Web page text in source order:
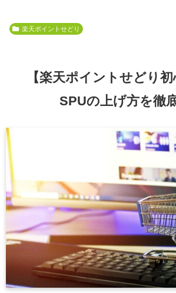
楽天ポイントせどり
【楽天ポイントせどり初
SPUの上げ方を徹